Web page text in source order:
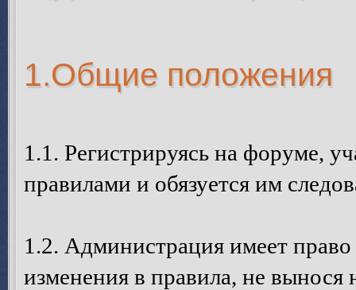
1.Общие положения
1.1. Регистрируясь на форуме,
правилами и обязуется им
1.2. Администрация имеет
изменения в правила, не вынося